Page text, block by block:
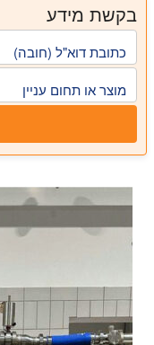
בקשת מידע
כתובת דוא"ל (חובה)
מוצר או תחום עניין